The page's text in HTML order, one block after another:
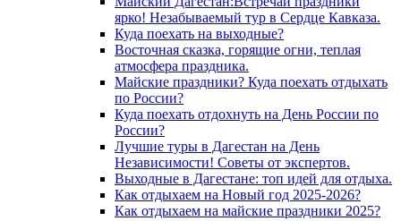
ярко! Незабываемый тур в Сердце Кавказа.
Куда поехать на выходные?
Восточная сказка, горящие огни, теплая
атмосфера праздника.
Майские праздники? Куда поехать отдыхать
по России?
Куда поехать отдохнуть на День России по
России?
Лучшие туры в Дагестан на День
Независимости! Советы от экспертов.
Выходные в Дагестане: топ идей для отдыха.
Как отдыхаем на Новый год 2025-2026?
Как отдыхаем на майские праздники 2025?